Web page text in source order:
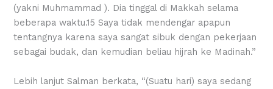
(yakni Muhmammad ). Dia tinggal di Makkah selama
beberapa waktu.15 Saya tidak mendengar apapun
tentangnya karena saya sangat sibuk dengan pekerjaan
sebagai budak, dan kemudian beliau hijrah ke Madinah.”
Lebih lanjut Salman berkata, “(Suatu hari) saya sedang